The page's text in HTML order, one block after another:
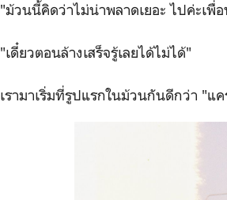
"ม้วนนี้คิดว่าไม่น่าพลาดเยอะ ไปค่ะเพื่
"เดี๋ยวตอนล้างเสร็จรู้เลยได้ไม่ได้"
เรามาเริ่มที่รูปแรกในม้วนกันดีกว่า "แ